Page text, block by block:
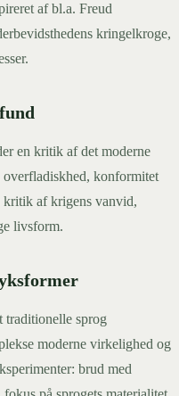
af bl.a. Freud
kringelkroge,
en kritik af det moderne
overfladiskhed, konformitet
kritik af krigens vanvid,
livsform.
traditionelle sprog
moderne virkelighed og
brud med